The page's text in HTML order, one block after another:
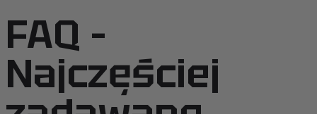
FAQ –
Najczęściej